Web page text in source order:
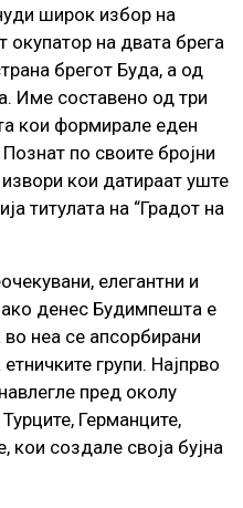
широк избор на
окупатор на двата брега
брегот Буда, а од
Име составено од три
кои формирале еден
по своите бројни
кои датираат уште
титулата на “Градот на
елегантни и
денес Будимпешта е
неа се апсорбирани
групи. Најпрво
пред околу
Германците,
кои создале своја бујна